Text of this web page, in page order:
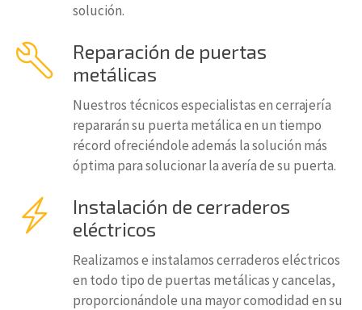
solución.
Reparación de puertas
metálicas
Nuestros técnicos especialistas en cerrajería
repararán su puerta metálica en un tiempo
récord ofreciéndole además la solución más
óptima para solucionar la avería de su puerta.
Instalación de cerraderos
eléctricos
Realizamos e instalamos cerraderos eléctricos
en todo tipo de puertas metálicas y cancelas,
proporcionándole una mayor comodidad en su